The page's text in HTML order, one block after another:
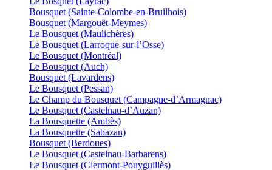
Bousquet (Sainte-Colombe-en-Bruilhois)
Bousquet (Margouët-Meymes)
Le Bousquet (Maulichères)
Le Bousquet (Larroque-sur-l’Osse)
Le Bousquet (Montréal)
Le Bousquet (Auch)
Bousquet (Lavardens)
Le Bousquet (Pessan)
Le Champ du Bousquet (Campagne-d’Armagnac)
Le Bousquet (Castelnau-d’Auzan)
La Bousquette (Ambès)
La Bousquette (Sabazan)
Bousquet (Berdoues)
Le Bousquet (Castelnau-Barbarens)
Le Bousquet (Clermont-Pouyguillès)